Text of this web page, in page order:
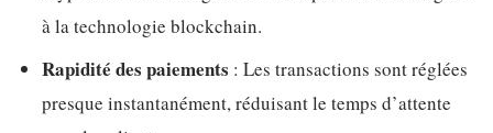
à la technologie blockchain.
Rapidité des paiements : Les transactions sont réglées
presque instantanément, réduisant le temps d’attente